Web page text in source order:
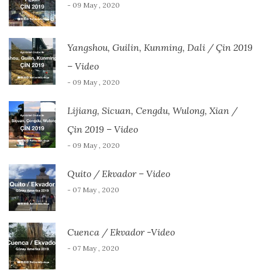
- 09 May , 2020
Yangshou, Guilin, Kunming, Dali / Çin 2019
– Video
- 09 May , 2020
Lijiang, Sicuan, Cengdu, Wulong, Xian /
Çin 2019 – Video
- 09 May , 2020
Quito / Ekvador – Video
- 07 May , 2020
Cuenca / Ekvador -Video
- 07 May , 2020